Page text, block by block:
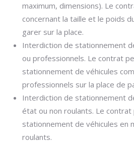
maximum, dimensions). Le
concernant la taille et le poids
garer sur la place.
Interdiction de stationnement
ou professionnels. Le contrat
stationnement de véhicules
professionnels sur la place de
Interdiction de stationnement
état ou non roulants. Le
stationnement de véhicules en
roulants.